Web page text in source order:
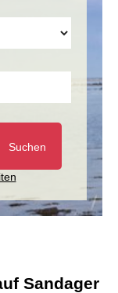
Suchen
Sandager